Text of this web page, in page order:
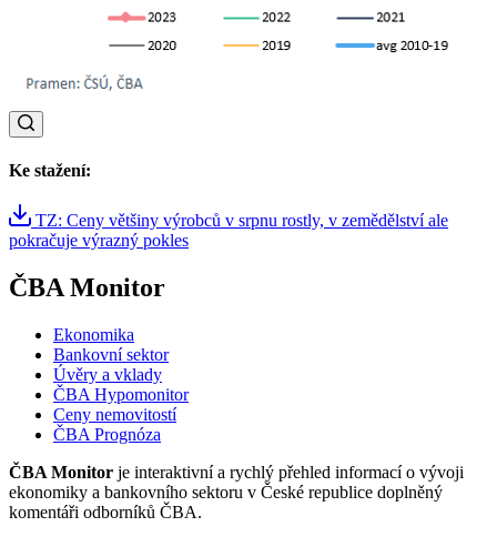
Ke stažení:
TZ: Ceny většiny výrobců v srpnu rostly, v zemědělství ale
pokračuje výrazný pokles
ČBA Monitor
Ekonomika
Bankovní sektor
Úvěry a vklady
ČBA Hypomonitor
Ceny nemovitostí
ČBA Prognóza
ČBA Monitor je interaktivní a rychlý přehled informací o vývoji
ekonomiky a bankovního sektoru v České republice doplněný
komentáři odborníků ČBA.